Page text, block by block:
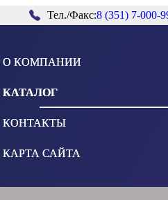
Тел./Факс:8 (351) 7-000-
О КОМПАНИИ
КАТАЛОГ
КОНТАКТЫ
КАРТА САЙТА